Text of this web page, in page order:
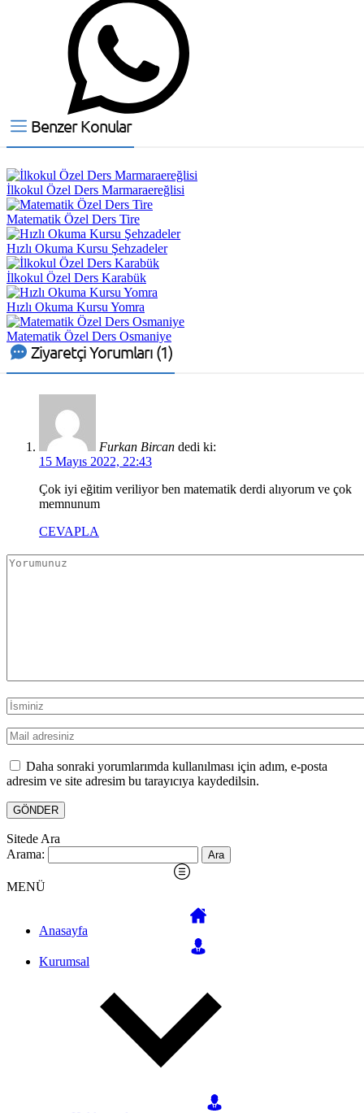
Benzer Konular
İlkokul Özel Ders Marmaraereğlisi
Matematik Özel Ders Tire
Hızlı Okuma Kursu Şehzadeler
İlkokul Özel Ders Karabük
Hızlı Okuma Kursu Yomra
Matematik Özel Ders Osmaniye
Ziyaretçi Yorumları (1)
Furkan Bircan dedi ki:
15 Mayıs 2022, 22:43
Çok iyi eğitim veriliyor ben matematik derdi alıyorum ve çok
memnunum
CEVAPLA
Daha sonraki yorumlarımda kullanılması için adım, e-posta
adresim ve site adresim bu tarayıcıya kaydedilsin.
Sitede Ara
Arama:
MENÜ
Anasayfa
Kurumsal